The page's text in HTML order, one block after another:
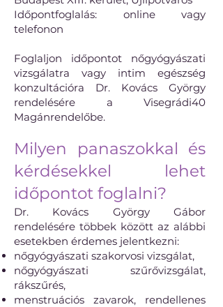
Időpontfoglalás: online vagy
telefonon
Foglaljon időpontot nőgyógyászati
vizsgálatra vagy intim egészség
konzultációra Dr. Kovács György
rendelésére a Visegrádi40
Magánrendelőbe.
Milyen panaszokkal és
kérdésekkel lehet
időpontot foglalni?
Dr. Kovács György Gábor
rendelésére többek között az alábbi
esetekben érdemes jelentkezni:
nőgyógyászati szakorvosi vizsgálat,
nőgyógyászati szűrővizsgálat,
rákszűrés,
menstruációs zavarok, rendellenes